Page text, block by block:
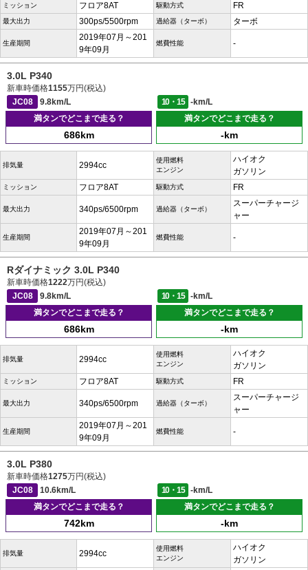
ミッション フロア8AT 駆動方式 FR
最大出力 300ps/5500rpm 過給器（ターボ） ターボ
生産期間
2019年07月～201
9年09月
燃費性能 -
3.0L P340
新車時価格1155万円(税込)
JC08
9.8km/L 10・15
-km/L
満タンでどこまで走る？
686km
満タンでどこまで走る？
-km
排気量 2994cc
使用燃料
エンジン
ハイオク
ガソリン
ミッション フロア8AT 駆動方式 FR
最大出力 340ps/6500rpm 過給器（ターボ）
スーパーチャージ
ャー
生産期間
2019年07月～201
9年09月
燃費性能 -
Rダイナミック 3.0L P340
新車時価格1222万円(税込)
JC08
9.8km/L 10・15
-km/L
満タンでどこまで走る？
686km
満タンでどこまで走る？
-km
排気量 2994cc
使用燃料
エンジン
ハイオク
ガソリン
ミッション フロア8AT 駆動方式 FR
最大出力 340ps/6500rpm 過給器（ターボ）
スーパーチャージ
ャー
生産期間
2019年07月～201
9年09月
燃費性能 -
3.0L P380
新車時価格1275万円(税込)
JC08
10.6km/L 10・15
-km/L
満タンでどこまで走る？
742km
満タンでどこまで走る？
-km
排気量 2994cc
使用燃料
エンジン
ハイオク
ガソリン